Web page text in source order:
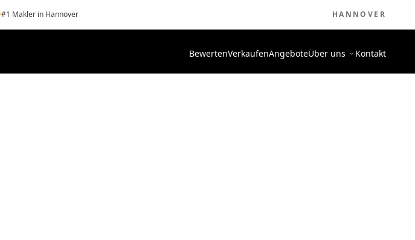
#1 Makler in Hannover HANNOVER
BewertenVerkaufenAngeboteÜber uns Kontakt